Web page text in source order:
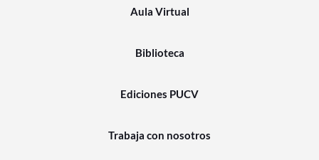
Aula Virtual
Biblioteca
Ediciones PUCV
Trabaja con nosotros